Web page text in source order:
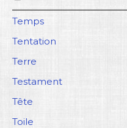
Temps
Tentation
Terre
Testament
Tête
Toile